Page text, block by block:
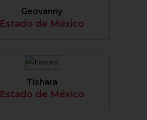
Geovanny
Estado de México
Tishara
Estado de México